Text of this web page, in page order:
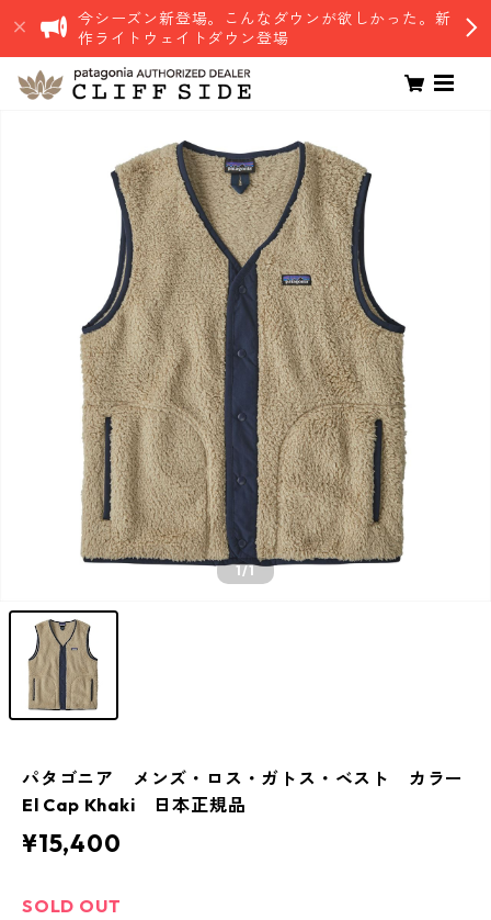
今シーズン新登場。こんなダウンが欲しかった。新
作ライトウェイトダウン登場
1/1
パタゴニア メンズ・ロス・ガトス・ベスト カラー
El Cap Khaki 日本正規品
¥15,400
SOLD OUT